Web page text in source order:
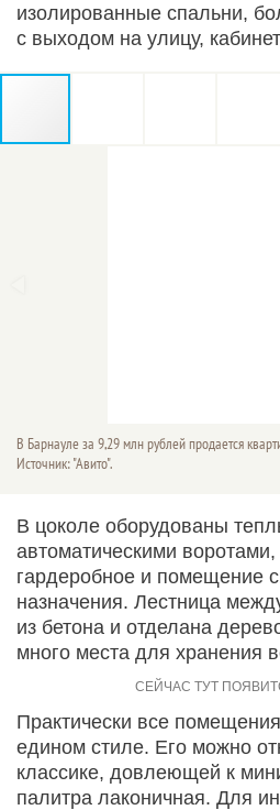
изолированные спальни,
с выходом на улицу,
В Барнауле за 9,29 млн рублей продается
Источник: "Авито".
В цоколе оборудованы
автоматическими воротами,
гардеробное и помещение
назначения. Лестница
из бетона и отделана
много места для хранения
Практически все
едином стиле. Его можно
классике, довлеющей к
палитра лаконичная. Для